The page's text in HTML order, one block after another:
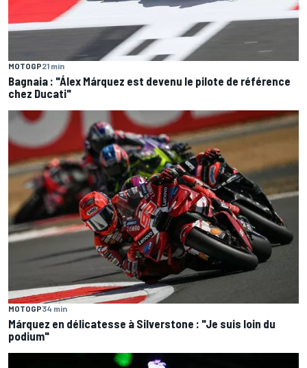
MOTOGP21 min
Bagnaia : "Álex Márquez est devenu le pilote de référence
chez Ducati"
MOTOGP34 min
Márquez en délicatesse à Silverstone : "Je suis loin du
podium"